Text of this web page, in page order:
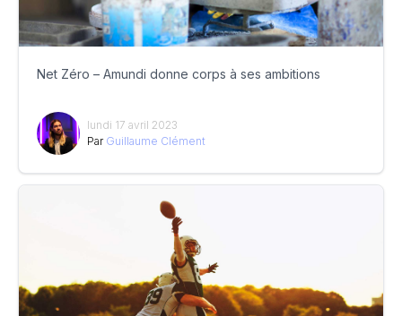
Net Zéro – Amundi donne corps à ses ambitions
lundi 17 avril 2023
Par Guillaume Clément